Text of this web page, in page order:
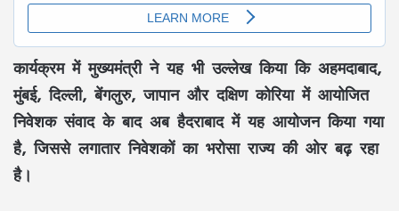
कार्यक्रम में मुख्यमंत्री ने यह भी उल्लेख किया कि अहमदाबाद,
मुंबई, दिल्ली, बेंगलुरु, जापान और दक्षिण कोरिया में आयोजित
निवेशक संवाद के बाद अब हैदराबाद में यह आयोजन किया गया
है, जिससे लगातार निवेशकों का भरोसा राज्य की ओर बढ़ रहा
है।